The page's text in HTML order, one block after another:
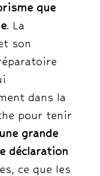
que
. La
son
dans la
pour tenir
une grande
déclaration
ce que les